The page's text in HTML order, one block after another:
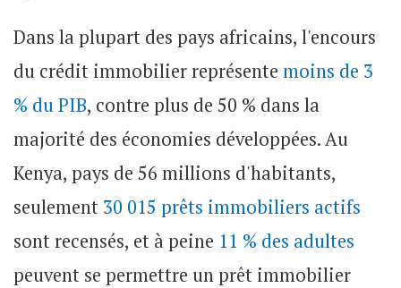
Dans la plupart des pays africains, l'encours
du crédit immobilier représente moins de 3
% du PIB, contre plus de 50 % dans la
majorité des économies développées. Au
Kenya, pays de 56 millions d'habitants,
seulement 30 015 prêts immobiliers actifs
sont recensés, et à peine 11 % des adultes
peuvent se permettre un prêt immobilier